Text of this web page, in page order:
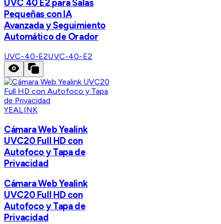
UVC 40 E2 para Salas
Pequeñas con IA
Avanzada y Seguimiento
Automático de Orador
UVC-40-E2UVC-40-E2
YEALINK
Cámara Web Yealink
UVC20 Full HD con
Autofoco y Tapa de
Privacidad
Cámara Web Yealink
UVC20 Full HD con
Autofoco y Tapa de
Privacidad